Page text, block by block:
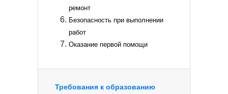
ремонт
Безопасность при выполнении
работ
Оказание первой помощи
Требования к образованию